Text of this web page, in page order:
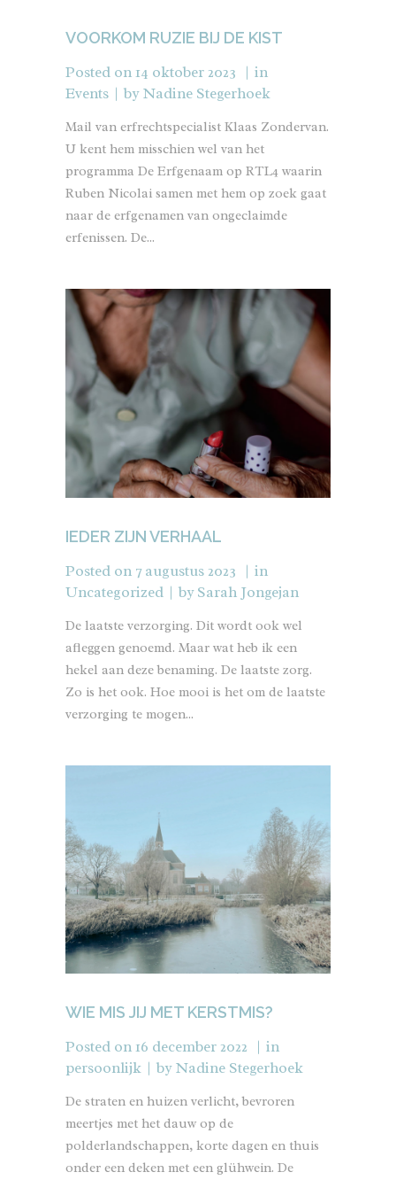
VOORKOM RUZIE BIJ DE KIST
Posted on14 oktober 2023
in
Events
byNadine Stegerhoek
Mail van erfrechtspecialist Klaas Zondervan.
U kent hem misschien wel van het
programma De Erfgenaam op RTL4 waarin
Ruben Nicolai samen met hem op zoek gaat
naar de erfgenamen van ongeclaimde
erfenissen. De...
IEDER ZIJN VERHAAL
Posted on 7 augustus 2023
in
Uncategorized
bySarah Jongejan
De laatste verzorging. Dit wordt ook wel
afleggen genoemd. Maar wat heb ik een
hekel aan deze benaming. De laatste zorg.
Zo is het ook. Hoe mooi is het om de laatste
verzorging te mogen...
WIE MIS JIJ MET KERSTMIS?
Posted on16 december 2022
in
persoonlijk
byNadine Stegerhoek
De straten en huizen verlicht, bevroren
meertjes met het dauw op de
polderlandschappen, korte dagen en thuis
onder een deken met een glühwein. De